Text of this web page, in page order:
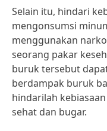
Selain itu, hindari
mengonsumsi
menggunakan
seorang pakar
buruk tersebut
berdampak buruk
hindarilah
sehat dan bugar.